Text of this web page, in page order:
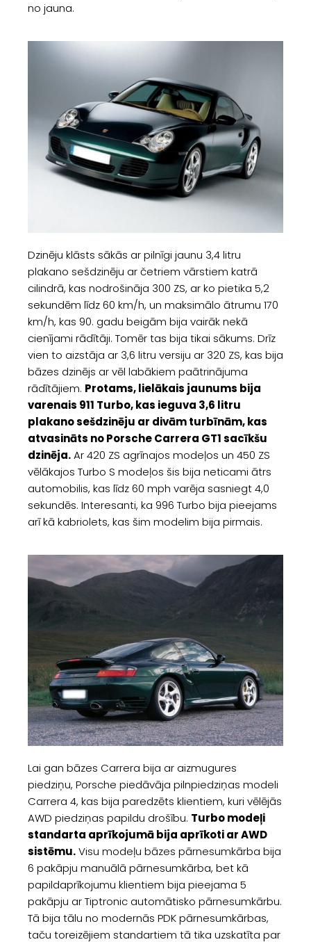
no jauna.
Dzinēju klāsts sākās ar pilnīgi jaunu 3,4 litru
plakano sešdzinēju ar četriem vārstiem katrā
cilindrā, kas nodrošināja 300 ZS, ar ko pietika 5,2
sekundēm līdz 60 km/h, un maksimālo ātrumu 170
km/h, kas 90. gadu beigām bija vairāk nekā
cienījami rādītāji. Tomēr tas bija tikai sākums. Drīz
vien to aizstāja ar 3,6 litru versiju ar 320 ZS, kas bija
bāzes dzinējs ar vēl labākiem paātrinājuma
rādītājiem. Protams, lielākais jaunums bija
varenais 911 Turbo, kas ieguva 3,6 litru
plakano sešdzinēju ar divām turbīnām, kas
atvasināts no Porsche Carrera GT1 sacīkšu
dzinēja.Ar 420 ZS agrīnajos modeļos un 450 ZS
vēlākajos Turbo S modeļos šis bija neticami ātrs
automobilis, kas līdz 60 mph varēja sasniegt 4,0
sekundēs. Interesanti, ka 996 Turbo bija pieejams
arī kā kabriolets, kas šim modelim bija pirmais.
Lai gan bāzes Carrera bija ar aizmugures
piedziņu, Porsche piedāvāja pilnpiedziņas modeli
Carrera 4, kas bija paredzēts klientiem, kuri vēlējās
AWD piedziņas papildu drošību. Turbo modeļi
standarta aprīkojumā bija aprīkoti ar AWD
sistēmu.Visu modeļu bāzes pārnesumkārba bija
6 pakāpju manuālā pārnesumkārba, bet kā
papildaprīkojumu klientiem bija pieejama 5
pakāpju ar Tiptronic automātisko pārnesumkārbu.
Tā bija tālu no modernās PDK pārnesumkārbas,
taču toreizējiem standartiem tā tika uzskatīta par